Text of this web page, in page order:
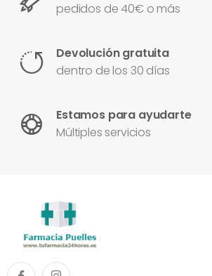
pedidos de 40€ o más
Devolución gratuita
dentro de los 30 días
Estamos para ayudarte
Múltiples servicios